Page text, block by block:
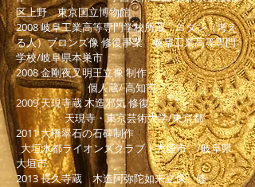
区上野 東京国立博物館
2008 岐阜工業高等専門学校所蔵 ロダン（考え
る人）ブロンズ像 修復事業 岐阜工業高等専門
学校/岐阜県本巣市
2008 金剛夜叉明王立像 制作
個人蔵/ 高知市
2009 天現寺蔵 木造邪気 修復
天現寺・東京芸術大学/東京都
2011 大橋翠石の石碑制作
大垣水都ライオンズクラブ・大垣市 /岐阜県
大垣市
2013 長久寺蔵 木造阿弥陀如来立像 修